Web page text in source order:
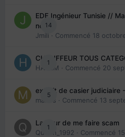
14
EDE Ingénieur Tunisie //
note
Jmili · Commencé 18
1
CHAUFFEUR TOUS
HAZEM · Commencé 20
5
extrait de casier judiciaire
maries · Commencé 13
1
La peur de me faire scam
Queen_1992 · Commencé